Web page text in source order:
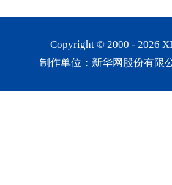
Copyright © 2000 - 2026
制作单位：新华网股份有